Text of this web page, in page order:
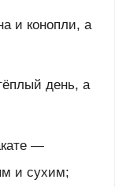
и конопли, а
день, а
—
и сухим;